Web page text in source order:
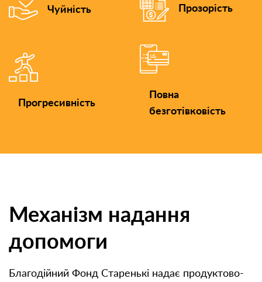
Чуйність Прозорість
Прогресивність
Повна
безготівковість
Механізм надання
допомоги
Благодійний Фонд Старенькі надає продуктово-